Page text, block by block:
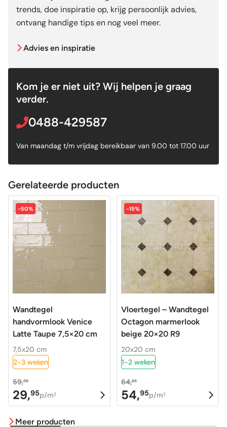
trends, doe inspiratie op, krijg persoonlijk advies,
ontvang handige tips en nog veel meer.
Advies en inspiratie
Kom je er niet uit? Wij helpen je graag
verder.
0488-429587
Van maandag t/m vrijdag bereikbaar van 9.00 tot 17.00 uur
Gerelateerde producten
-50%
Wandtegel
handvormlook Venice
Latte Taupe 7,5×20 cm
7,5x20 cm
2-3 weken
59,95
Oorspronkelijke
prijs
was:
29,95
Huidige
prijs
is:
p/m2
-15%
Vloertegel – Wandtegel
Octagon marmerlook
beige 20×20 R9
20x20 cm
1-2 weken
64,85
Oorspronkelijke
prijs
54,95
Huidige
prijs
p/m2
Meer producten